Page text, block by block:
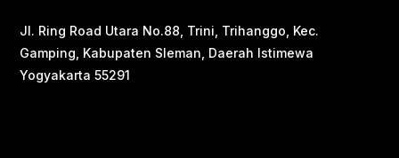
Jl. Ring Road Utara No.88, Trini, Trihanggo, Kec.
Gamping, Kabupaten Sleman, Daerah Istimewa
Yogyakarta 55291